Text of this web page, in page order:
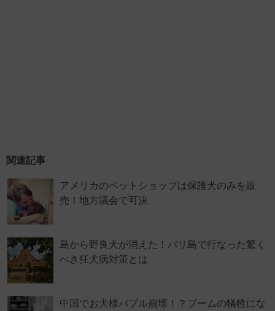
関連記事
アメリカのペットショップは保護犬のみを販
売！地方議会で可決
島から野良犬が消えた！バリ島で行なった驚く
べき狂犬病対策とは
中国でお犬様バブル崩壊！？ブームの犠牲にな